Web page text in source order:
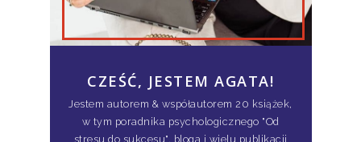
CZEŚĆ, JESTEM AGATA!
Jestem autorem & współautorem 20 książek,
w tym poradnika psychologicznego "Od
stresu do sukcesu", bloga i wielu publikacji